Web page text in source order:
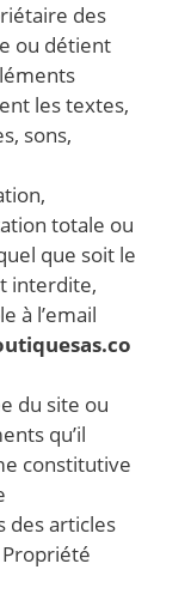
des
ou détient
les textes,
sons,
totale ou
que soit le
interdite,
à l’email
du site ou
qu’il
constitutive
des articles